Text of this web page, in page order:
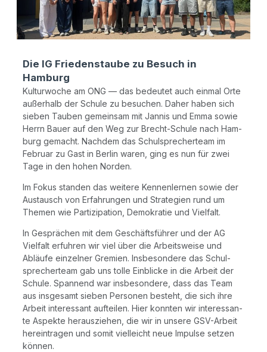
Die IG Friedenstaube zu Besuch in
Hamburg
Kul­tur­wo­che am ONG — das bedeu­tet auch ein­mal Orte
außer­halb der Schu­le zu besu­chen. Daher haben sich
sie­ben Tau­ben gemein­sam mit Jan­nis und Emma sowie
Herrn Bau­er auf den Weg zur Brecht-Schu­le nach Ham­
burg gemacht. Nach­dem das Schul­spre­cher­team im
Febru­ar zu Gast in Ber­lin waren, ging es nun für zwei
Tage in den hohen Norden.
Im Fokus stan­den das wei­te­re Ken­nen­ler­nen sowie der
Aus­tausch von Erfah­run­gen und Stra­te­gien rund um
The­men wie Par­ti­zi­pa­ti­on, Demo­kra­tie und Vielfalt.
In Gesprä­chen mit dem Geschäfts­füh­rer und der AG
Viel­falt erfuh­ren wir viel über die Arbeits­wei­se und
Abläu­fe ein­zel­ner Gre­mi­en. Ins­be­son­de­re das Schul­
spre­cher­team gab uns tol­le Ein­bli­cke in die Arbeit der
Schu­le. Span­nend war ins­be­son­de­re, dass das Team
aus ins­ge­samt sie­ben Per­so­nen besteht, die sich ihre
Arbeit inter­es­sant auf­tei­len. Hier konn­ten wir inter­es­san­
te Aspek­te her­aus­zie­hen, die wir in unse­re GSV-Arbeit
her­ein­tra­gen und somit viel­leicht neue Impul­se set­zen
können.